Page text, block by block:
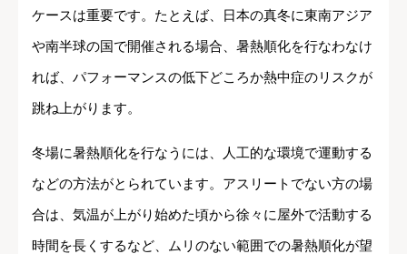
ケースは重要です。たとえば、日本の真冬に東南アジア
や南半球の国で開催される場合、暑熱順化を行なわなけ
れば、パフォーマンスの低下どころか熱中症のリスクが
跳ね上がります。
冬場に暑熱順化を行なうには、人工的な環境で運動する
などの方法がとられています。アスリートでない方の場
合は、気温が上がり始めた頃から徐々に屋外で活動する
時間を長くするなど、ムリのない範囲での暑熱順化が望